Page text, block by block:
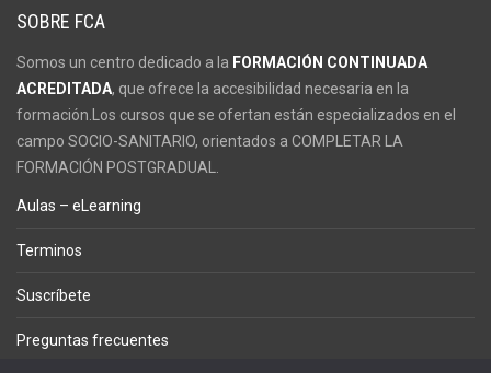
SOBRE FCA
Somos un centro dedicado a la FORMACIÓN CONTINUADA
ACREDITADA, que ofrece la accesibilidad necesaria en la
formación.Los cursos que se ofertan están especializados en el
campo SOCIO-SANITARIO, orientados a COMPLETAR LA
FORMACIÓN POSTGRADUAL.
Aulas – eLearning
Terminos
Suscríbete
Preguntas frecuentes